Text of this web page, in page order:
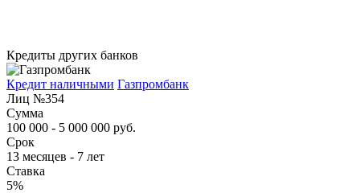
Кредиты других банков
Кредит наличными Газпромбанк
Лиц №354
Сумма
100 000 - 5 000 000 руб.
Срок
13 месяцев - 7 лет
Ставка
5%